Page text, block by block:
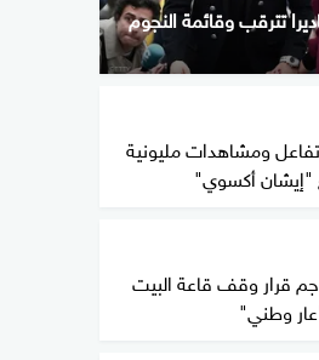
تترقب وقائمة النجوم
ومشاهدات مليونية
أكسوي"
قرار وقف قاعة البيت
وطني"